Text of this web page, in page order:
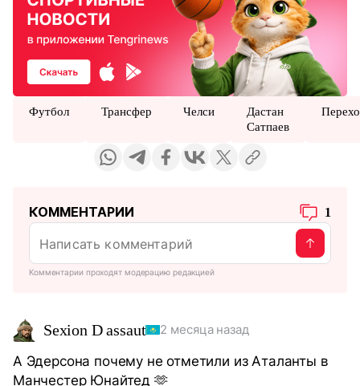
Футбол Трансфер Челси
Дастан
Сатпаев
КОММЕНТАРИИ 1
Комментарии проходят модерацию редакцией
Sexion D assaut 2 месяца назад
А Эдерсона почему не отметили из Аталанты в
Манчестер Юнайтед 🫶